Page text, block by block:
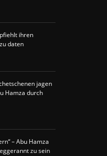
ihren
daten
jagen
Hamza durch
– Abu Hamza
zu sein